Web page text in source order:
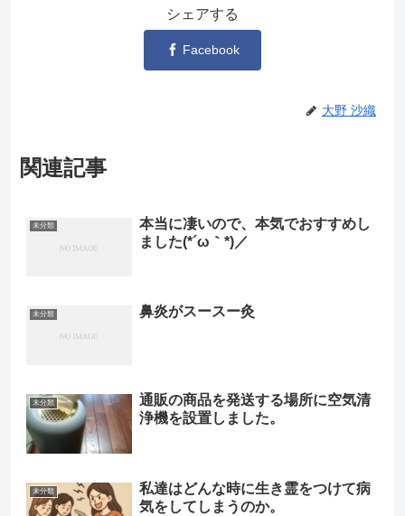
シェアする
Facebook
大野 沙織
関連記事
未分類
本当に凄いので、本気でおすすめし
ました(*´ω｀*)／
未分類 鼻炎がスースー灸
未分類
通販の商品を発送する場所に空気清
浄機を設置しました。
未分類
私達はどんな時に生き霊をつけて病
気をしてしまうのか。